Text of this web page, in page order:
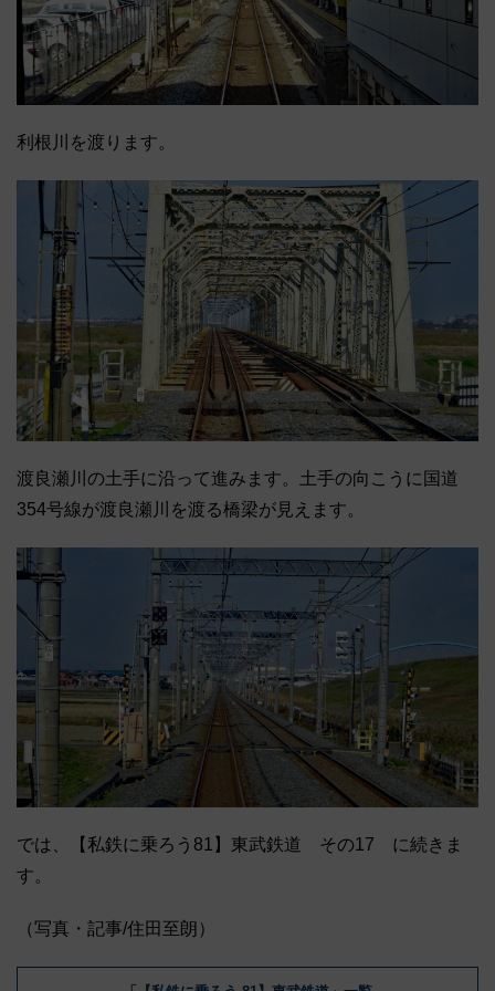
利根川を渡ります。
渡良瀬川の土手に沿って進みます。土手の向こうに国道
354号線が渡良瀬川を渡る橋梁が見えます。
では、【私鉄に乗ろう81】東武鉄道 その17 に続きま
す。
（写真・記事/住田至朗）